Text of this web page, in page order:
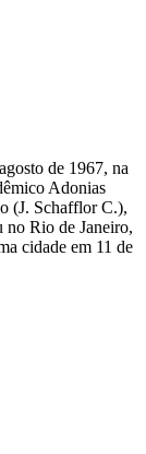
de 1967, na
Adonias
(J. Schafflor C.),
no Rio de Janeiro,
cidade em 11 de